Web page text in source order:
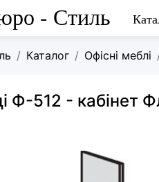
- Стиль
Каталог Офісні меблі
Ф-512 - кабінет